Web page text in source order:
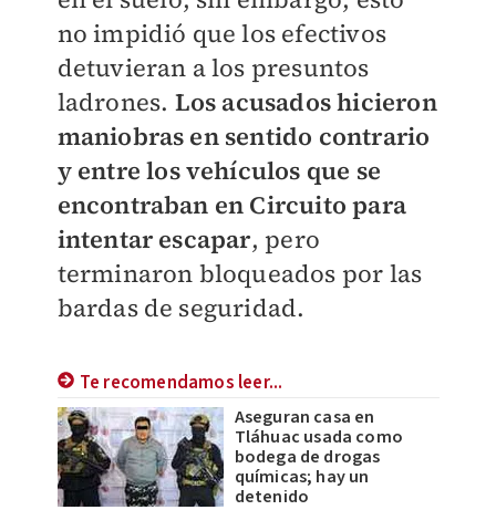
no impidió que los efectivos
detuvieran a los presuntos
ladrones. Los acusados hicieron
maniobras en sentido contrario
y entre los vehículos que se
encontraban en Circuito para
intentar escapar, pero
terminaron bloqueados por las
bardas de seguridad.
Te recomendamos leer...
Aseguran casa en
Tláhuac usada como
bodega de drogas
químicas; hay un
detenido